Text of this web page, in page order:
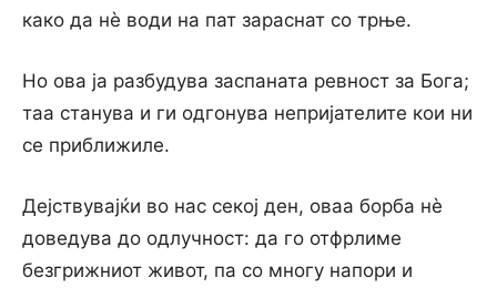
како да нѐ води на пат зараснат co трње.
Но ова ја разбудува заспаната ревност за Бога;
таа станува и ги одгонува непријателите кои ни
се приближиле.
Дејствувајќи во нас секој ден, оваа борба нѐ
доведува до одлучност: да го отфрлиме
безгрижниот живот, па co многу напори и